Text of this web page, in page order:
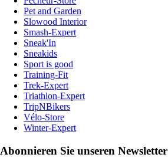
Pet and Garden
Slowood Interior
Smash-Expert
Sneak'In
Sneakids
Sport is good
Training-Fit
Trek-Expert
Triathlon-Expert
TripNBikers
Vélo-Store
Winter-Expert
Abonnieren Sie unseren Newsletter